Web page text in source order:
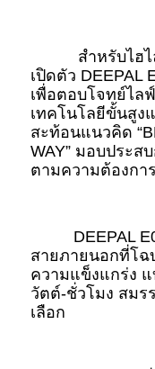
สำหรับไฮ
เปิดตัว DEEPAL
เพื่อตอบโจทย์ไล
เทคโนโลยีขั้นสูง
สะท้อนแนวคิด
WAY” มอบประ
ตามความต้องการ
DEEPAL
สายภายนอกที่โฉ
ความแข็งแกร่ง
วัตต์-ชั่วโมง สมร
เลือก